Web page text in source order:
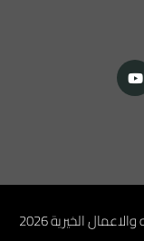
جميع الحقوق محفوظة - مؤسسة إكرام للتنميه والاعمال الخيرية 2026